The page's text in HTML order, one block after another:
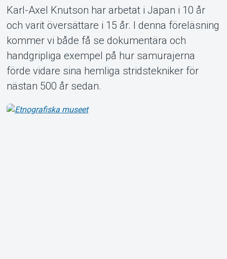
Karl-Axel Knutson har arbetat i Japan i 10 år
och varit översättare i 15 år. I denna föreläsning
kommer vi både få se dokumentära och
handgripliga exempel på hur samurajerna
förde vidare sina hemliga stridstekniker för
nästan 500 år sedan.